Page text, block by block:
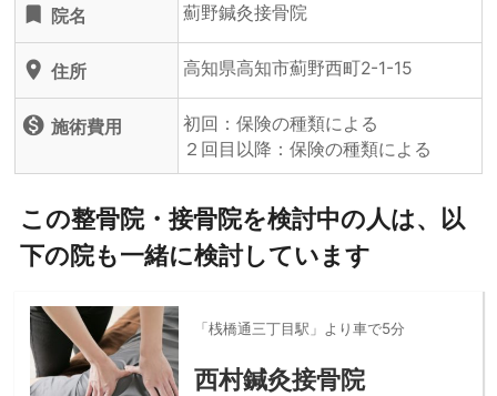
turned_in 院名 薊野鍼灸接骨院
location_on 住所 高知県高知市薊野西町2-1-15
monetization_on 施術費用
初回：保険の種類による
２回目以降：保険の種類による
この整骨院・接骨院を検討中の人は、以
下の院も一緒に検討しています
「桟橋通三丁目駅」より車で5分
西村鍼灸接骨院